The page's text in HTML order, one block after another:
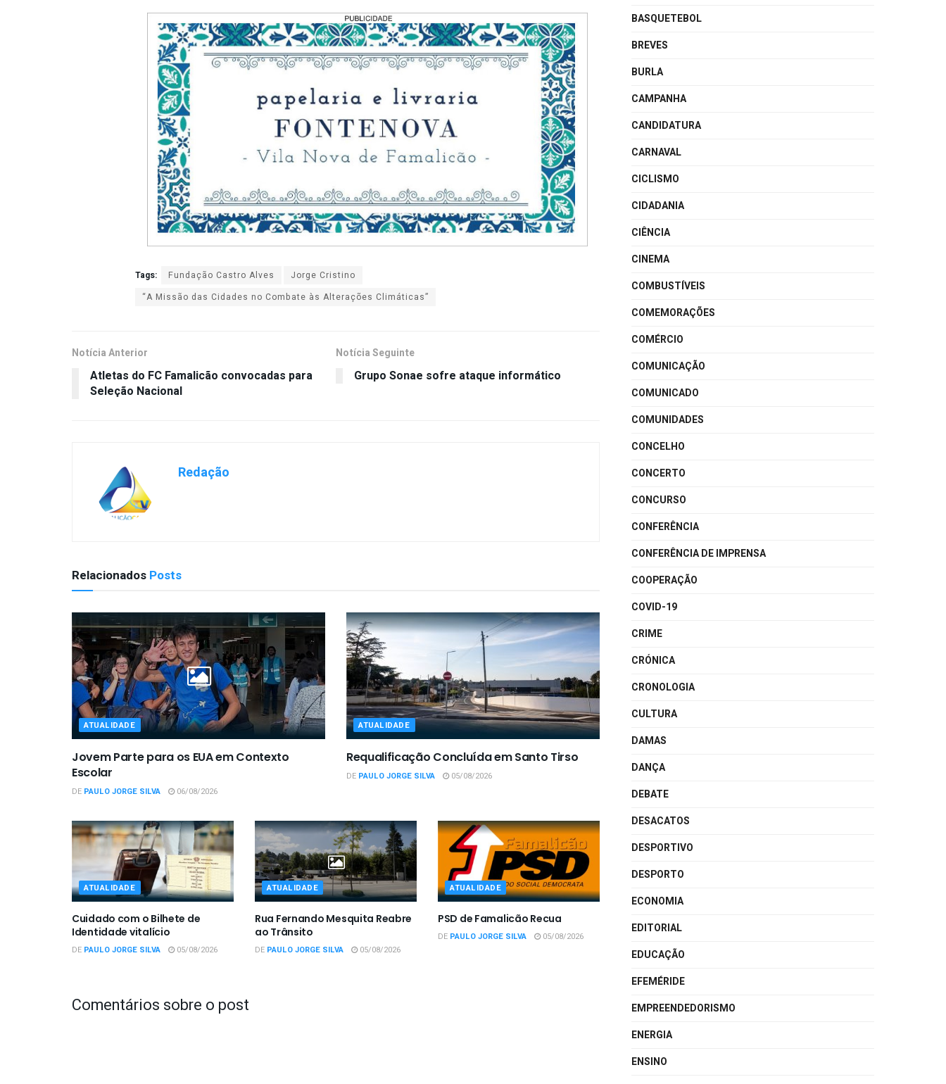
Tags: Fundação Castro Alves
Jorge Cristino
“A Missão das Cidades no Combate às Alterações Climáticas”
Notícia Anterior
Atletas do FC Famalicão convocadas para
Seleção Nacional
Notícia Seguinte
Grupo Sonae sofre ataque informático
Redação
Relacionados Posts
ATUALIDADE
Jovem Parte para os EUA em Contexto
Escolar
DE PAULO JORGE SILVA 06/08/2026
ATUALIDADE
Requalificação Concluída em Santo Tirso
DE PAULO JORGE SILVA 05/08/2026
ATUALIDADE
Cuidado com o Bilhete de
Identidade vitalício
DE PAULO JORGE SILVA 05/08/2026
ATUALIDADE
Rua Fernando Mesquita Reabre
ao Trânsito
DE PAULO JORGE SILVA 05/08/2026
ATUALIDADE
PSD de Famalicão Recua
DE PAULO JORGE SILVA 05/08/2026
Comentários sobre o post
BASQUETEBOL
BREVES
BURLA
CAMPANHA
CANDIDATURA
CARNAVAL
CICLISMO
CIDADANIA
CIÊNCIA
CINEMA
COMBUSTÍVEIS
COMEMORAÇÕES
COMÉRCIO
COMUNICAÇÃO
COMUNICADO
COMUNIDADES
CONCELHO
CONCERTO
CONCURSO
CONFERÊNCIA
CONFERÊNCIA DE IMPRENSA
COOPERAÇÃO
COVID-19
CRIME
CRÓNICA
CRONOLOGIA
CULTURA
DAMAS
DANÇA
DEBATE
DESACATOS
DESPORTIVO
DESPORTO
ECONOMIA
EDITORIAL
EDUCAÇÃO
EFEMÉRIDE
EMPREENDEDORISMO
ENERGIA
ENSINO